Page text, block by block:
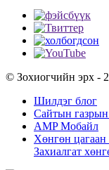
© Зохиогчийн эрх -
Шилдэг блог
Сайтын газрын
AMP Мобайл
Хөнгөн цагаан
Захиалгат